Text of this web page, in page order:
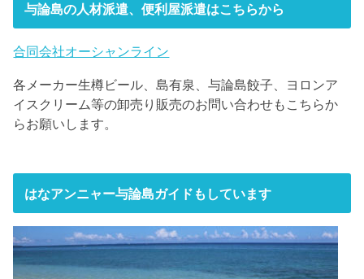
与論島の人材派遣、便利屋派遣はこちらから
合同会社オーシャンライン
各メーカー生樽ビール、島有泉、与論島餃子、ヨロンア
イスクリーム等の卸売り販売のお問い合わせもこちらか
らお願いします。
はなアンニャー与論島ガイドもしています